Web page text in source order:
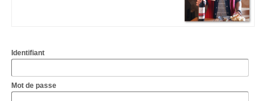
Identifiant
Mot de passe